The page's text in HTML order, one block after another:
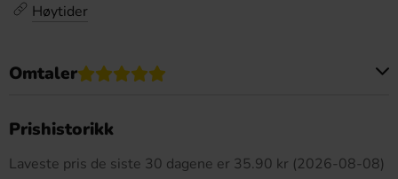
Høytider
Omtaler
Prishistorikk
Laveste pris de siste 30 dagene er 35.90 kr (2026-08-08)